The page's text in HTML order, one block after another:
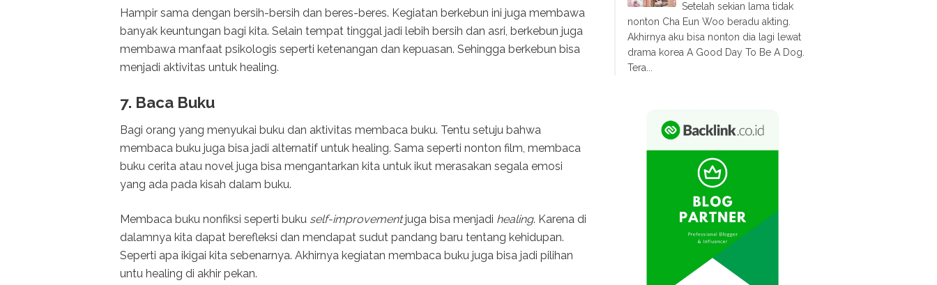
Hampir sama dengan bersih-bersih dan beres-beres. Kegiatan berkebun ini juga membawa
banyak keuntungan bagi kita. Selain tempat tinggal jadi lebih bersih dan asri, berkebun juga
membawa manfaat psikologis seperti ketenangan dan kepuasan. Sehingga berkebun bisa
menjadi aktivitas untuk healing.
7. Baca Buku
Bagi orang yang menyukai buku dan aktivitas membaca buku. Tentu setuju bahwa
membaca buku juga bisa jadi alternatif untuk healing. Sama seperti nonton film, membaca
buku cerita atau novel juga bisa mengantarkan kita untuk ikut merasakan segala emosi
yang ada pada kisah dalam buku.
Membaca buku nonfiksi seperti buku self-improvementjuga bisa menjadi healing. Karena di
dalamnya kita dapat berefleksi dan mendapat sudut pandang baru tentang kehidupan.
Seperti apa ikigai kita sebenarnya. Akhirnya kegiatan membaca buku juga bisa jadi pilihan
untu healing di akhir pekan.
Setelah sekian lama tidak
nonton Cha Eun Woo beradu akting.
Akhirnya aku bisa nonton dia lagi lewat
drama korea A Good Day To Be A Dog.
Tera...